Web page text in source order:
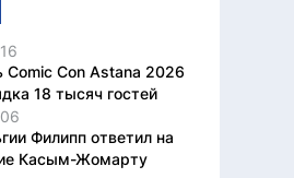
Comic Con Astana 2026
18 тысяч гостей
Филипп ответил на
Касым-Жомарту